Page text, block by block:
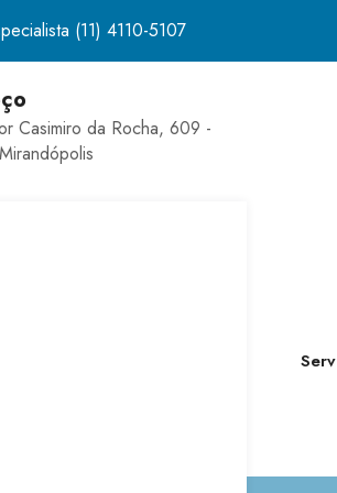
(11) 4110-5107
Casimiro da Rocha, 609 -